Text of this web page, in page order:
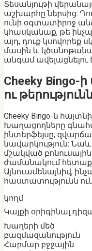
Տեսանյութի
աշխարհը ներսից:
ունի օգտատիրոջ
կհասկանաք, թե
այդ, դուք կսովորեք
մասին և
անգամ ավելացնելու
Cheeky Bingo-
ու
Cheeky Bingo-ն
Խաղացողները
ինտերֆեյսը,
նավարկություն:
մշակված
ժամանակում
Այնուամենայնիվ,
հաստատությունն
կողմ
Կայքի օրիգինալ
Խաղերի մեծ
բազմազանություն
Հարմար բջջային